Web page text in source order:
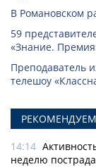
В Романовском
59
«Знание.
Преподаватель
телешоу
РЕКОМЕНДУЕМ
14:14
неделю